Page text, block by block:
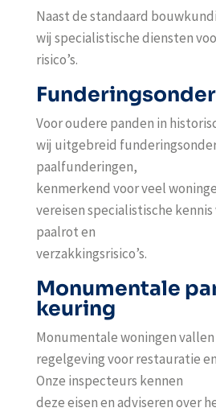
Naast de standaard
wij specialistische diensten
risico’s.
Voor oudere panden in
wij uitgebreid
paalfunderingen,
kenmerkend voor veel
vereisen specialistische
paalrot en
verzakkingsrisico’s.
Monumentale
keuring
Monumentale woningen
regelgeving voor restauratie
Onze inspecteurs kennen
deze eisen en adviseren over